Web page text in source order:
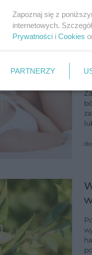
Zapoznaj się z
internetowych.
Prywatności i Cookies
PARTNERZY